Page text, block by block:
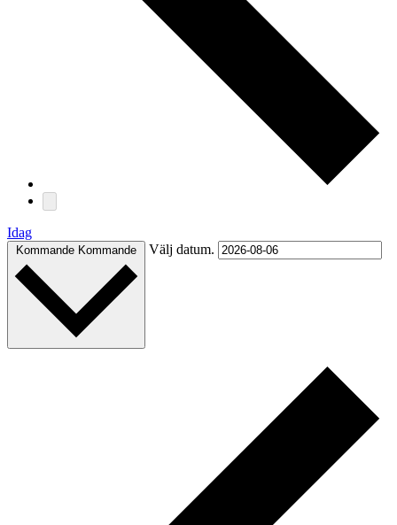
Idag
Kommande Kommande Välj datum.